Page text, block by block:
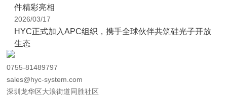
件精彩亮相
2026/03/17
HYC正式加入APC组织，携手全球伙伴共筑硅光子开放
生态
0755-81489797
sales@hyc-system.com
深圳龙华区大浪街道同胜社区